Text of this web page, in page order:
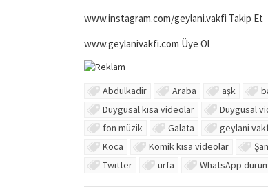
www.instagram.com/geylani.vakfi Takip Et
www.geylanivakfi.com Üye Ol
Abdulkadir Araba aşk
Duygusal kısa videolar
Duygusal
fon müzik
Galata geylani
Koca
Komik kısa videolar
Twitter
urfa WhatsApp